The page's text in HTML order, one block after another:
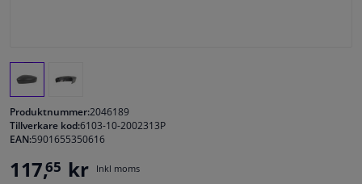
Interiör & bilklädsel
Bilvård & Tillbehör
Verkstad & Verktyg
Produktnummer:2046189
Tillverkare kod:6103-10-2002313P
EAN:5901655350616
117,65 kr Inkl moms